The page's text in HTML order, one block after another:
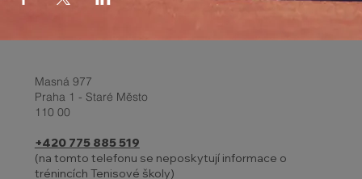
Masná 977
Praha 1 - Staré Město
110 00
+420 775 885 519
(na tomto telefonu se neposkytují informace o
trénincích Tenisové školy)